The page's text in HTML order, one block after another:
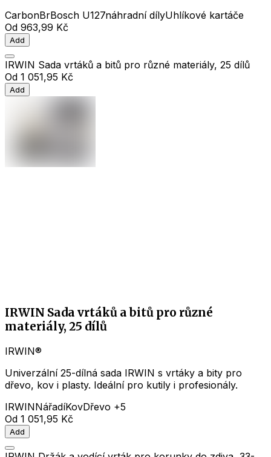
CarbonBrBosch U127náhradní dílyUhlíkové kartáče
Od 963,99 Kč
Add
IRWIN Sada vrtáků a bitů pro různé materiály, 25 dílů
Od 1 051,95 Kč
Add
IRWIN Sada vrtáků a bitů pro různé
materiály, 25 dílů
IRWIN®
Univerzální 25-dílná sada IRWIN s vrtáky a bity pro
dřevo, kov i plasty. Ideální pro kutily i profesionály.
IRWINNářadíKovDřevo +5
Od 1 051,95 Kč
Add